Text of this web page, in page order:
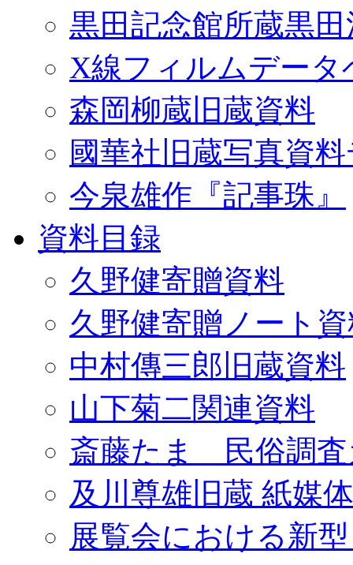
黒田記念館所蔵黒
X線フィルムデータ
森岡柳蔵旧蔵資料
國華社旧蔵写真資
今泉雄作『記事珠』
資料目録
久野健寄贈資料
久野健寄贈ノート
中村傳三郎旧蔵資料
山下菊二関連資料
斎藤たま 民俗調査
及川尊雄旧蔵 紙媒
展覧会における新